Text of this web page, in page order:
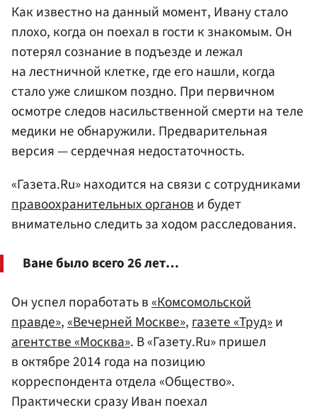
Как известно на данный момент, Ивану стало
плохо, когда он поехал в гости к знакомым. Он
потерял сознание в подъезде и лежал
на лестничной клетке, где его нашли, когда
стало уже слишком поздно. При первичном
осмотре следов насильственной смерти на теле
медики не обнаружили. Предварительная
версия — сердечная недостаточность.
«Газета.Ru» находится на связи с сотрудниками
правоохранительных органови будет
внимательно следить за ходом расследования.
Ване было всего 26 лет…
Он успел поработать в«Комсомольской
правде»,«Вечерней Москве»,газете «Труд»и
агентстве «Москва». В «Газету.Ru» пришел
в октябре 2014 года на позицию
корреспондента отдела «Общество».
Практически сразу Иван поехал